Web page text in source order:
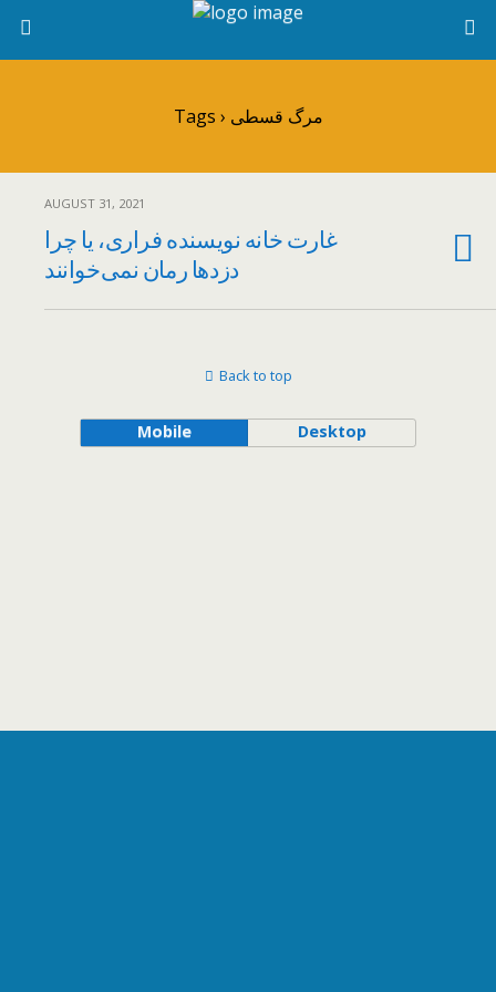
Tags › مرگ قسطی
AUGUST 31, 2021
غارت خانه نویسنده فراری، یا چرا
دزدها رمان نمی‌خوانند
Back to top
Mobile Desktop